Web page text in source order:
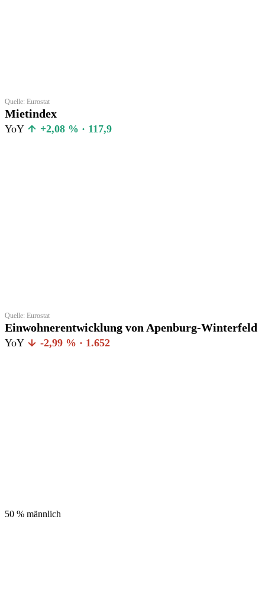
Quelle: Eurostat
Mietindex
YoY +2,08 % · 117,9
Quelle: Eurostat
Einwohnerentwicklung von Apenburg-Winterfeld
YoY -2,99 % · 1.652
50 % männlich